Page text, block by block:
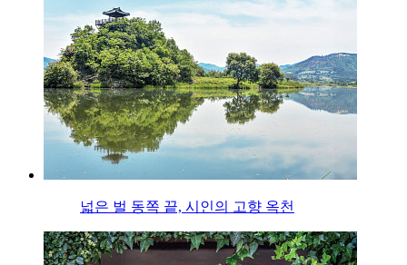
넓은 벌 동쪽 끝, 시인의 고향 옥천